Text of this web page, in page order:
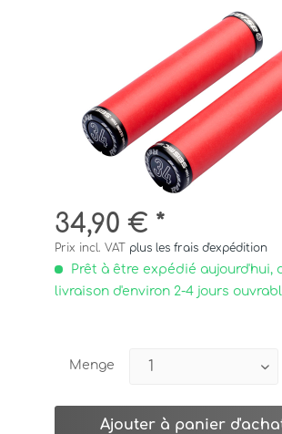
34,90 € *
Prix incl. VAT plus les frais d'expédition
Prêt à être expédié aujourd'hui,
livraison d'environ 2-4 jours
Menge
Ajouter à panier